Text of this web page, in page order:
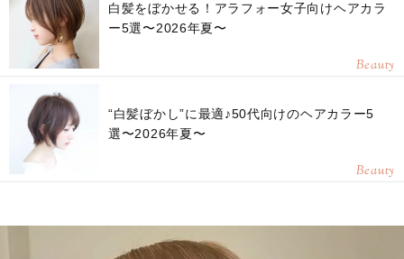
白髪をぼかせる！アラフォー女子向けヘアカラ
ー5選〜2026年夏〜
Beauty
“白髪ぼかし”に最適♪50代向けのヘアカラー5
選〜2026年夏〜
Beauty